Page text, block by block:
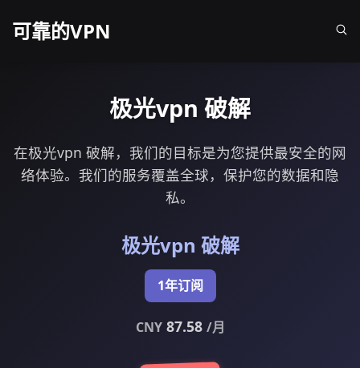
可靠的VPN
极光vpn 破解
在极光vpn 破解，我们的目标是为您提供最安全的网
络体验。我们的服务覆盖全球，保护您的数据和隐
私。
极光vpn 破解
1年订阅
CNY87.58 /月